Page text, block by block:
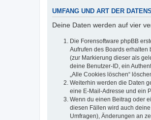
UMFANG UND ART DER
Deine Daten werden auf vier
Die Forensoftware phpBB
Aufrufen des Boards
(zur Markierung dieser als
deine Benutzer-ID, ein
„Alle Cookies löschen“
Weiterhin werden die Daten
eine E-Mail-Adresse und ein
Wenn du einen Beitrag oder
diesen Fällen wird auch
Umfragen), Änderungen an